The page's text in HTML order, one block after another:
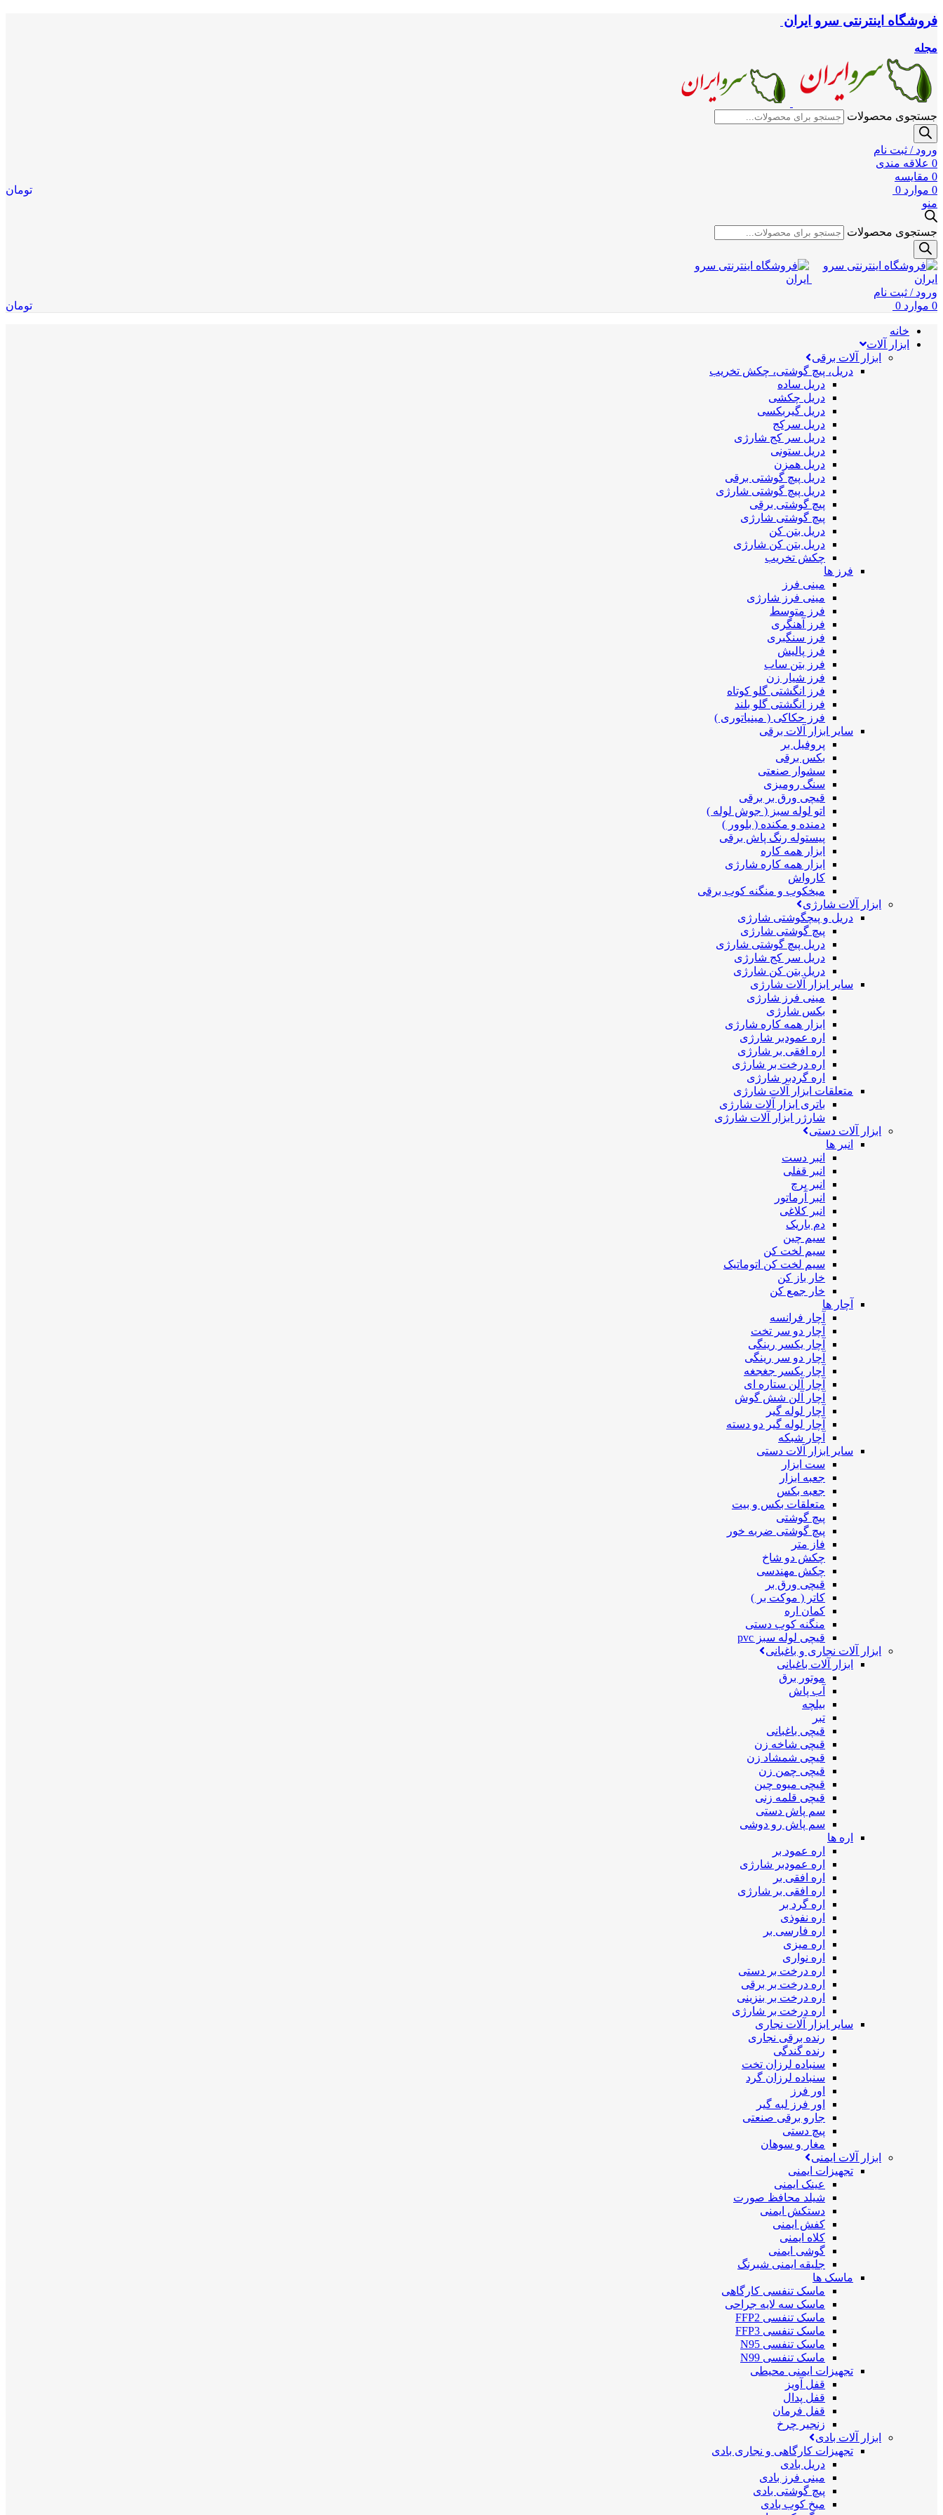
فروشگاه اینترنتی سرو ایران
مجله
جستجوی محصولات
ورود / ثبت نام
0 علاقه مندی
0 مقایسه
0 موارد 0
تومان
منو
جستجوی محصولات
ورود / ثبت نام
0 موارد 0 تومان
خانه
ابزار آلات
ابزار آلات برقی
دریل، پیچ گوشتی، چکش تخریب
دریل ساده
دریل چکشی
دریل گیربکسی
دریل سرکج
دریل سر کج شارژی
دریل ستونی
دریل همزن
دریل پیچ گوشتی برقی
دریل پیچ گوشتی شارژی
پیچ گوشتی برقی
پیچ گوشتی شارژی
دریل بتن کن
دریل بتن کن شارژی
چکش تخریب
فرز ها
مینی فرز
مینی فرز شارژی
فرز متوسط
فرز آهنگری
فرز سنگبری
فرز پالیش
فرز بتن ساب
فرز شیار زن
فرز انگشتی گلو کوتاه
فرز انگشتی گلو بلند
فرز حکاکی ( مینیاتوری )
سایر ابزار آلات برقی
پروفیل بر
بکس برقی
سشوار صنعتی
سنگ رومیزی
قیچی ورق بر برقی
اتو لوله سبز ( جوش لوله )
دمنده و مکنده ( بلوور )
پیستوله رنگ پاش برقی
ابزار همه کاره
ابزار همه کاره شارژی
کارواش
میخکوب و منگنه کوب برقی
ابزار آلات شارژی
دریل و پیچگوشتی شارژی
پیچ گوشتی شارژی
دریل پیچ گوشتی شارژی
دریل سر کج شارژی
دریل بتن کن شارژی
سایر ابزار آلات شارژی
مینی فرز شارژی
بکس شارژی
ابزار همه کاره شارژی
اره عمودبر شارژی
اره افقی بر شارژی
اره درخت بر شارژی
اره گردبر شارژی
متعلقات ابزار آلات شارژی
باتری ابزار آلات شارژی
شارژر ابزار آلات شارژی
ابزار آلات دستی
انبر ها
انبر دست
انبر قفلی
انبر پرچ
انبر آرماتور
انبر کلاغی
دم باریک
سیم چین
سیم لخت کن
سیم لخت کن اتوماتیک
خار باز کن
خار جمع کن
آچار ها
آچار فرانسه
آچار دو سر تخت
آچار یکسر رینگی
آچار دو سر رینگی
آچار یکسر جغجغه
آچار آلن ستاره ای
آچار آلن شش گوش
آچار لوله گیر
آچار لوله گیر دو دسته
آچار شبکه
سایر ابزار آلات دستی
ست ابزار
جعبه ابزار
جعبه بکس
متعلقات بکس و بیت
پیچ گوشتی
پیچ گوشتی ضربه خور
فاز متر
چکش دو شاخ
چکش مهندسی
قیچی ورق بر
کاتر ( موکت بر )
کمان اره
منگنه کوب دستی
قیچی لوله سبز pvc
ابزار آلات نجاری و باغبانی
ابزار آلات باغبانی
موتور برق
آب پاش
بیلچه
تبر
قیچی باغبانی
قیچی شاخه زن
قیچی شمشاد زن
قیچی چمن زن
قیچی میوه چین
قیچی قلمه زنی
سم پاش دستی
سم پاش رو دوشی
اره ها
اره عمود بر
اره عمودبر شارژی
اره افقی بر
اره افقی بر شارژی
اره گرد بر
اره نفوذی
اره فارسی بر
اره میزی
اره نواری
اره درخت بر دستی
اره درخت بر برقی
اره درخت بر بنزینی
اره درخت بر شارژی
سایر ابزار آلات نجاری
رنده برقی نجاری
رنده گندگی
سنباده لرزان تخت
سنباده لرزان گرد
اور فرز
اور فرز لبه گیر
جارو برقی صنعتی
پیچ دستی
مغار و سوهان
ابزار آلات ایمنی
تجهیزات ایمنی
عینک ایمنی
شیلد محافظ صورت
دستکش ایمنی
کفش ایمنی
کلاه ایمنی
گوشی ایمنی
جلیقه ایمنی شبرنگ
ماسک ها
ماسک تنفسی کارگاهی
ماسک سه لایه جراحی
ماسک تنفسی FFP2
ماسک تنفسی FFP3
ماسک تنفسی N95
ماسک تنفسی N99
تجهیزات ایمنی محیطی
قفل آویز
قفل پدال
قفل فرمان
زنجیر چرخ
ابزار آلات بادی
تجهیزات کارگاهی و نجاری بادی
دریل بادی
مینی فرز بادی
پیچ گوشتی بادی
میخ کوب بادی